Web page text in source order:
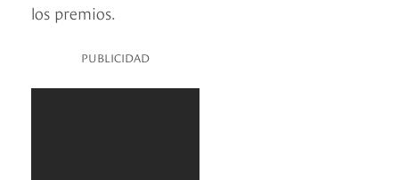
los premios.
PUBLICIDAD